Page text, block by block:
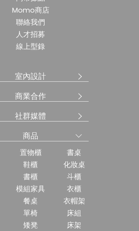
Momo商店
聯絡我們
人才招募
線上型錄
室內設計
商業合作
社群媒體
商品
置物櫃
鞋櫃
書櫃
模組家具
餐桌
單椅
矮凳
書桌
化妝桌
斗櫃
衣櫃
衣帽架
床組
床架